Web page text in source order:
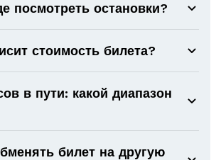
посмотреть остановки?
стоимость билета?
в пути: какой диапазон
билет на другую